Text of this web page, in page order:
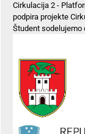
Cirkulacija 2 -
podpira projekte
Študent sodelujemo